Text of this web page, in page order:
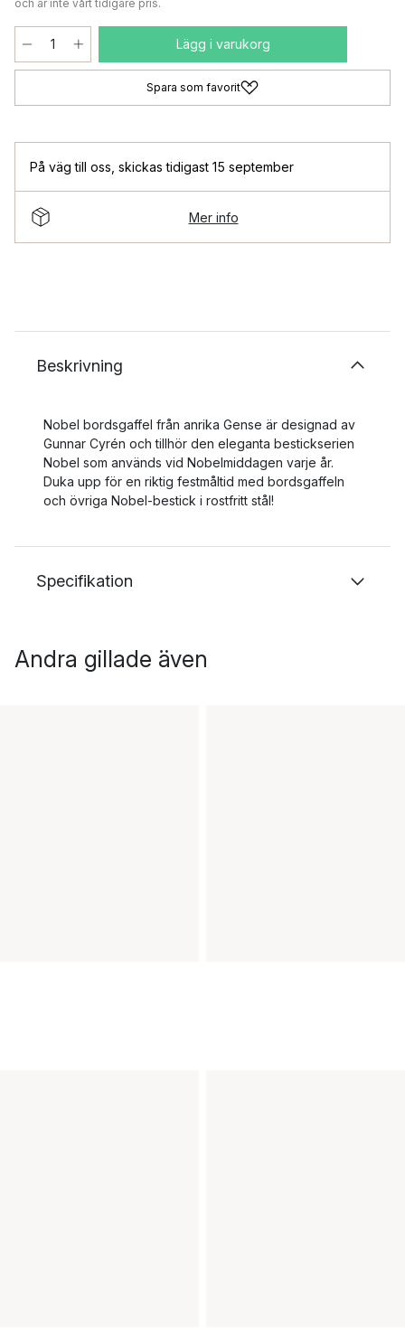
och är inte vårt tidigare pris.
Lägg i varukorg
Spara som favorit
På väg till oss skickas tidigast 15 september
Mer info
Beskrivning
Nobel bordsgaffel från anrika Gense är designad av
Gunnar Cyrén och tillhör den eleganta bestickserien
Nobel som används vid Nobelmiddagen varje år.
Duka upp för en riktig festmåltid med bordsgaffeln
och övriga Nobel-bestick i rostfritt stål!
Specifikation
Andra gillade även